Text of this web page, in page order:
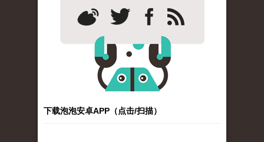
下载泡泡安卓APP（点击/扫描）